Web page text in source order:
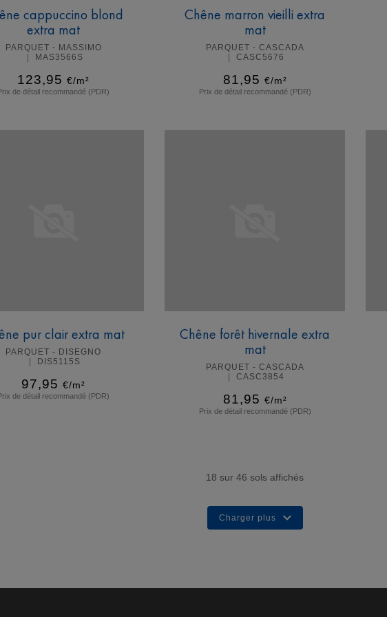
cappuccino blond
extra mat
PARQUET - MASSIMO
MAS3566S
123,95 €/m²
de détail recommandé (PDR)
Chêne marron vieilli extra
mat
PARQUET - CASCADA
CASC5676
81,95 €/m²
Prix de détail recommandé (PDR)
pur clair extra mat
PARQUET - DISEGNO
DIS5115S
97,95 €/m²
de détail recommandé (PDR)
Chêne forêt hivernale extra
mat
PARQUET - CASCADA
CASC3854
81,95 €/m²
Prix de détail recommandé (PDR)
18 sur46 sols affichés
Charger plus